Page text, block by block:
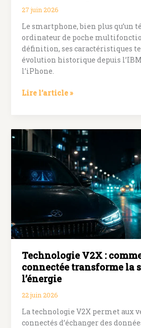
27 juin 2026
Le smartphone, bien plus qu’un
ordinateur de poche
définition, ses caractéristiques
évolution historique depuis
l’iPhone.
Smartphone
évolution
ordinateur
Lire l’article »
Technologie V2X :
connectée transforme la
l’énergie
22 juin 2026
La technologie V2X permet aux
connectés d’échanger des